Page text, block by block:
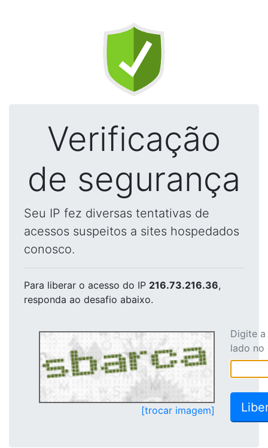
Verificação
de segurança
Seu IP fez diversas tentativas de
acessos suspeitos a sites hospedados
conosco.
Para liberar o acesso do IP 216.73.216.36,
responda ao desafio abaixo.
[trocar imagem]
Digite
lado no